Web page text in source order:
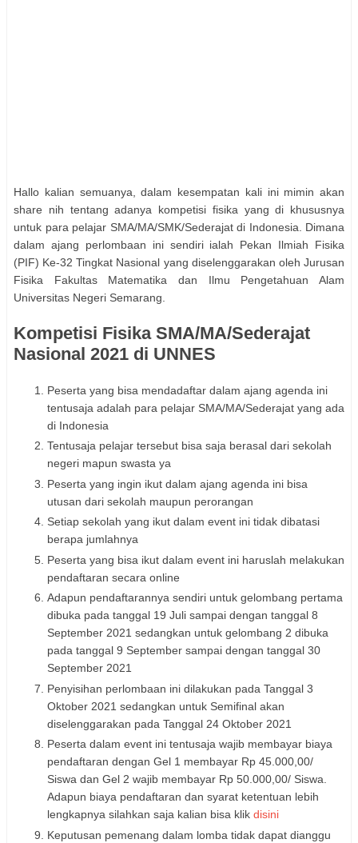
Hallo kalian semuanya, dalam kesempatan kali ini mimin akan
share nih tentang adanya kompetisi fisika yang di khususnya
untuk para pelajar SMA/MA/SMK/Sederajat di Indonesia. Dimana
dalam ajang perlombaan ini sendiri ialah Pekan Ilmiah Fisika
(PIF) Ke-32 Tingkat Nasional yang diselenggarakan oleh Jurusan
Fisika Fakultas Matematika dan Ilmu Pengetahuan Alam
Universitas Negeri Semarang.
Kompetisi Fisika SMA/MA/Sederajat
Nasional 2021 di UNNES
Peserta yang bisa mendadaftar dalam ajang agenda ini
tentusaja adalah para pelajar SMA/MA/Sederajat yang ada
di Indonesia
Tentusaja pelajar tersebut bisa saja berasal dari sekolah
negeri mapun swasta ya
Peserta yang ingin ikut dalam ajang agenda ini bisa
utusan dari sekolah maupun perorangan
Setiap sekolah yang ikut dalam event ini tidak dibatasi
berapa jumlahnya
Peserta yang bisa ikut dalam event ini haruslah melakukan
pendaftaran secara online
Adapun pendaftarannya sendiri untuk gelombang pertama
dibuka pada tanggal 19 Juli sampai dengan tanggal 8
September 2021 sedangkan untuk gelombang 2 dibuka
pada tanggal 9 September sampai dengan tanggal 30
September 2021
Penyisihan perlombaan ini dilakukan pada Tanggal 3
Oktober 2021 sedangkan untuk Semifinal akan
diselenggarakan pada Tanggal 24 Oktober 2021
Peserta dalam event ini tentusaja wajib membayar biaya
pendaftaran dengan Gel 1 membayar Rp 45.000,00/
Siswa dan Gel 2 wajib membayar Rp 50.000,00/ Siswa.
Adapun biaya pendaftaran dan syarat ketentuan lebih
lengkapnya silahkan saja kalian bisa klik disini
Keputusan pemenang dalam lomba tidak dapat dianggu